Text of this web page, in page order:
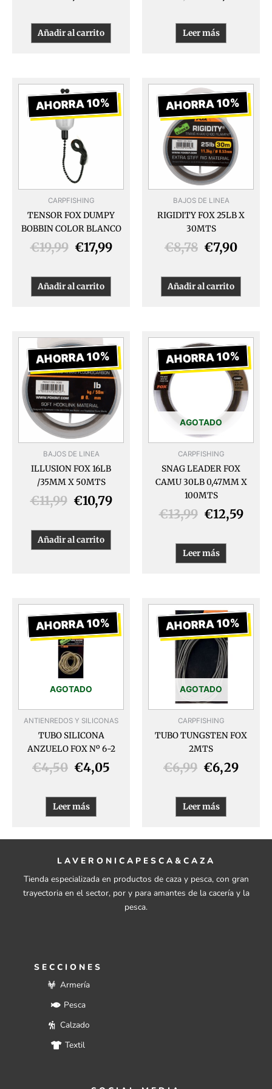
Añadir al carrito Leer más
AHORRA 10%
CARPFISHING
TENSOR FOX DUMPY
BOBBIN COLOR BLANCO
€19,99
El
precio
original
€19,99.
€17,99
El
precio
actual
Añadir al carrito
AHORRA 10%
BAJOS DE LINEA
RIGIDITY FOX 25LB X
30MTS
€8,78
El
precio
original
era:
€8,78.
€7,90
El
Añadir al carrito
AHORRA 10%
BAJOS DE LINEA
ILLUSION FOX 16LB
/35MM X 50MTS
€11,99
El
precio
original
era:
€11,99.
€10,79
El
precio
actual
es:
€10,79.
Añadir al carrito
AHORRA 10%
AGOTADO
CARPFISHING
SNAG LEADER FOX
CAMU 30LB 0,47MM X
100MTS
€13,99
El
precio
original
€13,99.
€12,59
El
es:
Leer más
AHORRA 10%
AGOTADO
ANTIENREDOS Y SILICONAS
TUBO SILICONA
ANZUELO FOX Nº 6-2
€4,50
El
precio
original
era:
€4,50.
€4,05
El
precio
actual
Leer más
AHORRA 10%
AGOTADO
CARPFISHING
TUBO TUNGSTEN FOX
2MTS
€6,99
El
precio
original
era:
€6,99.
€6,29
El
Leer más
LAVERONICAPESCA&CAZA
Tienda especializada en productos de caza y pesca, con gran
trayectoria en el sector, por y para amantes de la cacería y la
pesca.
SECCIONES
Armería
Pesca
Calzado
Textil